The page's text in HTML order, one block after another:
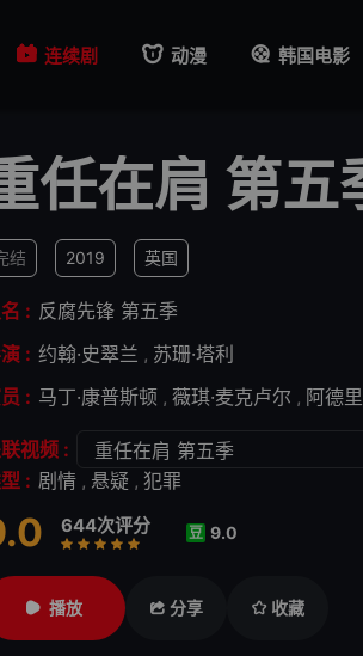
连续剧 动漫 韩国电影
任在肩 第五
结 2019 英国
: 反腐先锋 第五季
: 约翰·史翠兰 , 苏珊·塔利
: 马丁·康普斯顿 , 薇琪·麦克卢尔 , 阿德
视频 :
: 剧情 , 悬疑 , 犯罪
644次评分
很差
较差还行推荐
力荐
豆 9.0
播放 分享 收藏